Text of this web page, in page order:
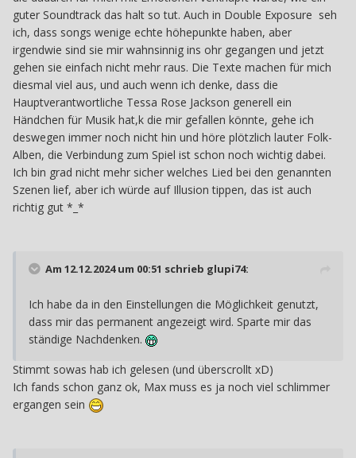
guter Soundtrack das halt so tut. Auch in Double Exposure seh
ich, dass songs wenige echte höhepunkte haben, aber
irgendwie sind sie mir wahnsinnig ins ohr gegangen und jetzt
gehen sie einfach nicht mehr raus. Die Texte machen für mich
diesmal viel aus, und auch wenn ich denke, dass die
Hauptverantwortliche Tessa Rose Jackson generell ein
Händchen für Musik hat,k die mir gefallen könnte, gehe ich
deswegen immer noch nicht hin und höre plötzlich lauter Folk-
Alben, die Verbindung zum Spiel ist schon noch wichtig dabei.
Ich bin grad nicht mehr sicher welches Lied bei den genannten
Szenen lief, aber ich würde auf Illusion tippen, das ist auch
richtig gut *_*
Am 12.12.2024 um 00:51 schrieb glupi74:
Ich habe da in den Einstellungen die Möglichkeit genutzt,
dass mir das permanent angezeigt wird. Sparte mir das
ständige Nachdenken.
Stimmt sowas hab ich gelesen (und überscrollt xD)
Ich fands schon ganz ok, Max muss es ja noch viel schlimmer
ergangen sein